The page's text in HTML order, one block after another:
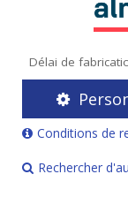
Délai de
Conditions de
Rechercher